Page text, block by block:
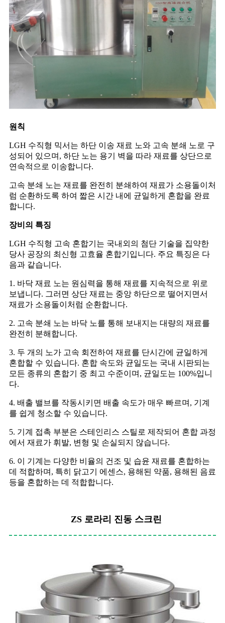
원칙
LGH 수직형 믹서는 하단 이송 재료 노와 고속 분쇄 노로 구
성되어 있으며, 하단 노는 용기 벽을 따라 재료를 상단으로
연속적으로 이송합니다.
고속 분쇄 노는 재료를 완전히 분쇄하여 재료가 소용돌이처
럼 순환하도록 하여 짧은 시간 내에 균일하게 혼합을 완료
합니다.
장비의 특징
LGH 수직형 고속 혼합기는 국내외의 첨단 기술을 집약한
당사 공장의 최신형 고효율 혼합기입니다. 주요 특징은 다
음과 같습니다.
1. 바닥 재료 노는 원심력을 통해 재료를 지속적으로 위로
보냅니다. 그러면 상단 재료는 중앙 하단으로 떨어지면서
재료가 소용돌이처럼 순환합니다.
2. 고속 분쇄 노는 바닥 노를 통해 보내지는 대량의 재료를
완전히 분해합니다.
3. 두 개의 노가 고속 회전하여 재료를 단시간에 균일하게
혼합할 수 있습니다. 혼합 속도와 균일도는 국내 시판되는
모든 종류의 혼합기 중 최고 수준이며, 균일도는 100%입니
다.
4. 배출 밸브를 작동시키면 배출 속도가 매우 빠르며, 기계
를 쉽게 청소할 수 있습니다.
5. 기계 접촉 부분은 스테인리스 스틸로 제작되어 혼합 과정
에서 재료가 휘발, 변형 및 손실되지 않습니다.
6. 이 기계는 다양한 비율의 건조 및 습윤 재료를 혼합하는
데 적합하며, 특히 닭고기 에센스, 용해된 약품, 용해된 음료
등을 혼합하는 데 적합합니다.
ZS 로라리 진동 스크린